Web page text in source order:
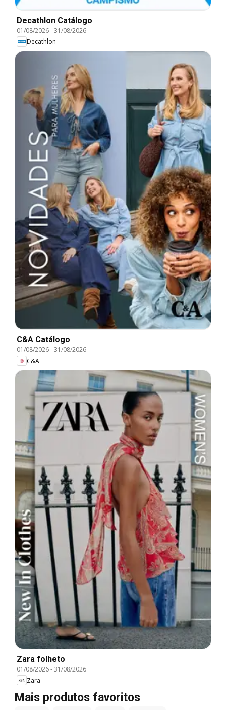
Decathlon Catálogo
01/08/2026-31/08/2026
Decathlon
C&A Catálogo
01/08/2026-31/08/2026
C&A
Zara folheto
01/08/2026-31/08/2026
Zara
Mais produtos favoritos